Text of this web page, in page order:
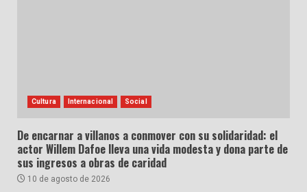
Cultura Internacional Social
De encarnar a villanos a conmover con su solidaridad: el
actor Willem Dafoe lleva una vida modesta y dona parte de
sus ingresos a obras de caridad
10 de agosto de 2026